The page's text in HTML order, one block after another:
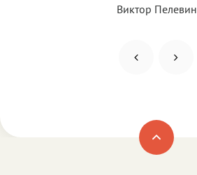
Виктор Пелевин